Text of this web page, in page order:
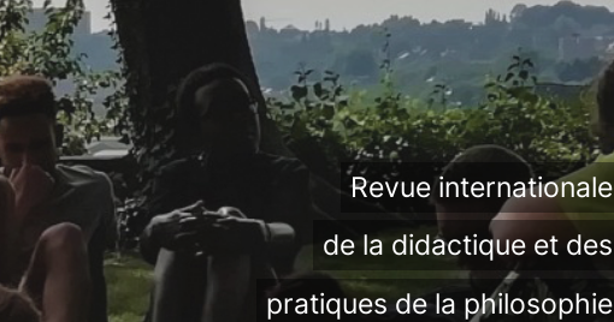
Revue internationale
de la didactique et des
pratiques de la philosophie